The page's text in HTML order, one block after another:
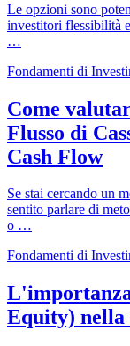
Le opzioni sono
investitori flessibilità
…
Fondamenti di
Come
Flusso di
Cash Flow
Se stai cercando un
sentito parlare di
o …
Fondamenti di
Equity) nella